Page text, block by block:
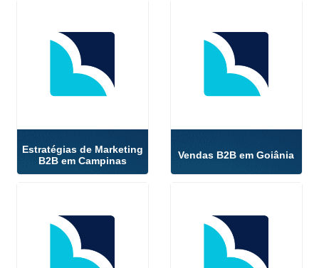
Estratégias de Marketing
B2B em Campinas
Vendas B2B em Goiânia